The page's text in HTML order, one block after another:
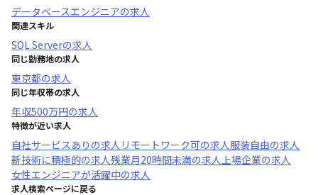
データベースエンジニアの求人
関連スキル
SQL Serverの求人
同じ勤務地の求人
東京都の求人
同じ年収帯の求人
年収500万円の求人
特徴が近い求人
自社サービスあり の求人 リモートワーク可の求人服装自由の求人
新技術に積極的の求人残業月20時間未満の求人上場企業の求人
女性エンジニアが活躍中の求人
求人検索ページに戻る